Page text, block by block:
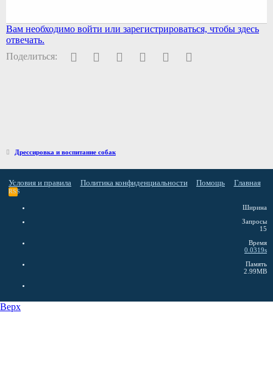
Вам необходимо войти или зарегистрироваться, чтобы здесь
отвечать.
Поделиться:
FacebookTwitter PinterestWhatsAppЭлектронная почта
Дрессировка и воспитание собак
Условия и правила Политика конфиденциальности Помощь Главная
RSS
Ширина
Запросы
15
Время
0.0319s
Память
2.99MB
Верх